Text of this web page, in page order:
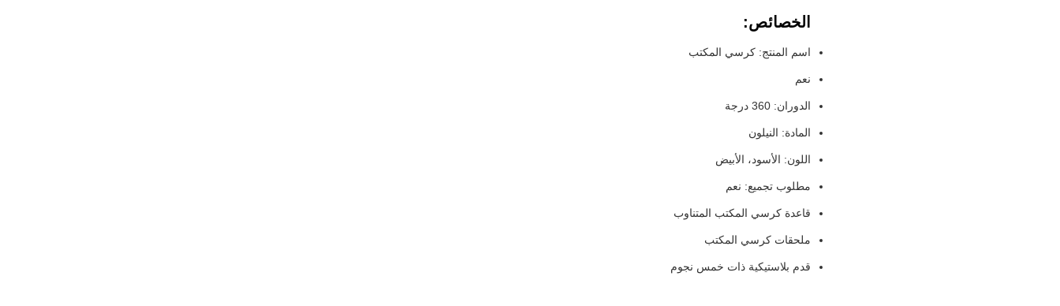
الخصائص:
اسم المنتج: كرسي المكتب
نعم
الدوران: 360 درجة
المادة: النيلون
اللون: الأسود، الأبيض
مطلوب تجميع: نعم
قاعدة كرسي المكتب المتناوب
ملحقات كرسي المكتب
قدم بلاستيكية ذات خمس نجوم